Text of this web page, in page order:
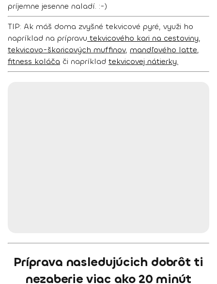
príjemne jesenne naladí. :-)
TIP: Ak máš doma zvyšné tekvicové pyré, využi ho
napríklad na prípravu tekvicového kari na cestoviny,
tekvicovo-škoricových muffinov, mandľového latte,
fitness koláča či napríklad tekvicovej nátierky.
Príprava nasledujúcich dobrôt ti
nezaberie viac ako 20 minút